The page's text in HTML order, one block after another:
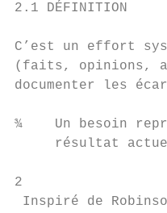
2.1 DÉFINITION
C’est un effort
(faits, opinions,
documenter les
¾    Un besoin
résultat
2
Inspiré de